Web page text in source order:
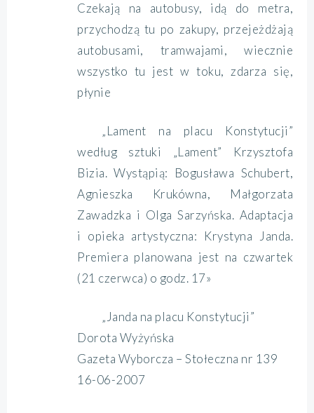
Czekają na autobusy, idą do metra,
przychodzą tu po zakupy, przejeżdżają
autobusami, tramwajami, wiecznie
wszystko tu jest w toku, zdarza się,
płynie
„Lament na placu Konstytucji”
według sztuki „Lament” Krzysztofa
Bizia. Wystąpią: Bogusława Schubert,
Agnieszka Krukówna, Małgorzata
Zawadzka i Olga Sarzyńska. Adaptacja
i opieka artystyczna: Krystyna Janda.
Premiera planowana jest na czwartek
(21 czerwca) o godz. 17»
„Janda na placu Konstytucji”
Dorota Wyżyńska
Gazeta Wyborcza – Stołeczna nr 139
16-06-2007